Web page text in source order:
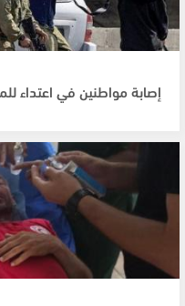
إصابة مواطنين في اعتداء